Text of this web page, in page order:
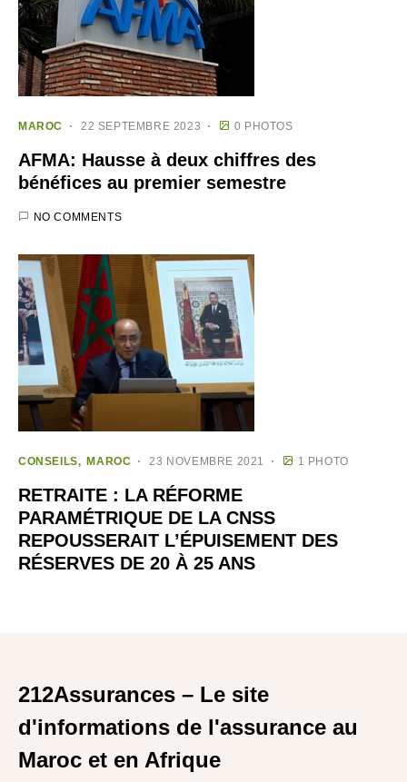
MAROC 22 SEPTEMBRE 2023 0 PHOTOS
AFMA: Hausse à deux chiffres des
bénéfices au premier semestre
NO COMMENTS
CONSEILS MAROC 23 NOVEMBRE 2021 1 PHOTO
RETRAITE : LA RÉFORME
PARAMÉTRIQUE DE LA CNSS
REPOUSSERAIT L’ÉPUISEMENT DES
RÉSERVES DE 20 À 25 ANS
212Assurances – Le site
d'informations de l'assurance au
Maroc et en Afrique